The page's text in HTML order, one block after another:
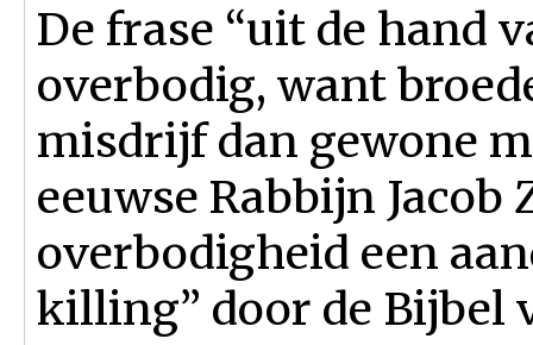
De frase “uit de hand
overbodig, want
misdrijf dan gewone
eeuwse Rabbijn
overbodigheid een
killing” door de Bijbel